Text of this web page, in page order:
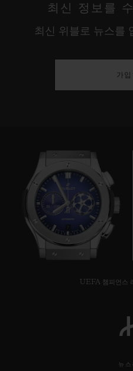
최신 정보를
최신 위블로 뉴스를
가입
7
UEFA 챔피언스
뉴스